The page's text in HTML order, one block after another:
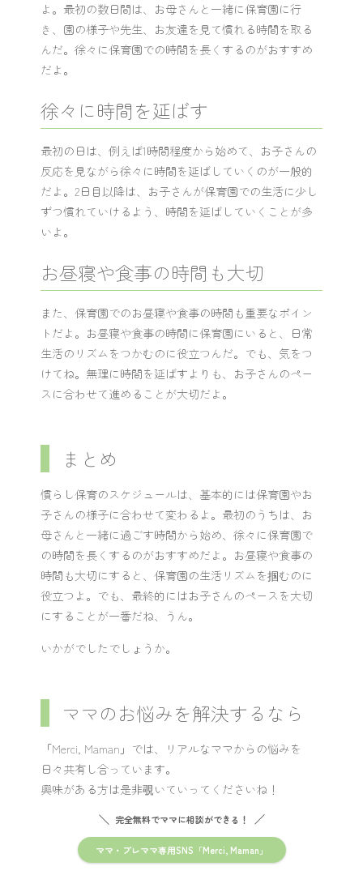
よ。最初の数日間は、お母さんと一緒に保育園に行
き、園の様子や先生、お友達を見て慣れる時間を取る
んだ。徐々に保育園での時間を長くするのがおすすめ
だよ。
徐々に時間を延ばす
最初の日は、例えば1時間程度から始めて、お子さんの
反応を見ながら徐々に時間を延ばしていくのが一般的
だよ。2日目以降は、お子さんが保育園での生活に少し
ずつ慣れていけるよう、時間を延ばしていくことが多
いよ。
お昼寝や食事の時間も大切
また、保育園でのお昼寝や食事の時間も重要なポイン
トだよ。お昼寝や食事の時間に保育園にいると、日常
生活のリズムをつかむのに役立つんだ。でも、気をつ
けてね。無理に時間を延ばすよりも、お子さんのペー
スに合わせて進めることが大切だよ。
まとめ
慣らし保育のスケジュールは、基本的には保育園やお
子さんの様子に合わせて変わるよ。最初のうちは、お
母さんと一緒に過ごす時間から始め、徐々に保育園で
の時間を長くするのがおすすめだよ。お昼寝や食事の
時間も大切にすると、保育園の生活リズムを掴むのに
役立つよ。でも、最終的にはお子さんのペースを大切
にすることが一番だね、うん。
いかがでしたでしょうか。
ママのお悩みを解決するなら
「Merci, Maman」では、リアルなママからの悩みを
日々共有し合っています。
興味がある方は是非覗いていってくださいね！
完全無料でママに相談ができる！
ママ・プレママ専用SNS「Merci, Maman」